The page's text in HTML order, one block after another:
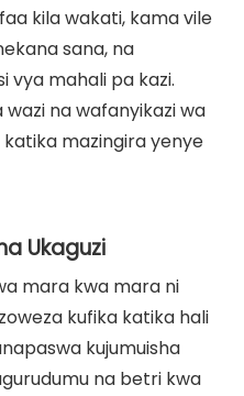
kila wakati, kama vile
sana, na
vya mahali pa kazi.
wazi na wafanyikazi wa
mazingira yenye
Ukaguzi
mara kwa mara ni
kufika katika hali
kujumuisha
na betri kwa